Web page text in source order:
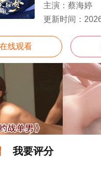
主演： 蔡海婷
更新时间：
在线观看
我要评分